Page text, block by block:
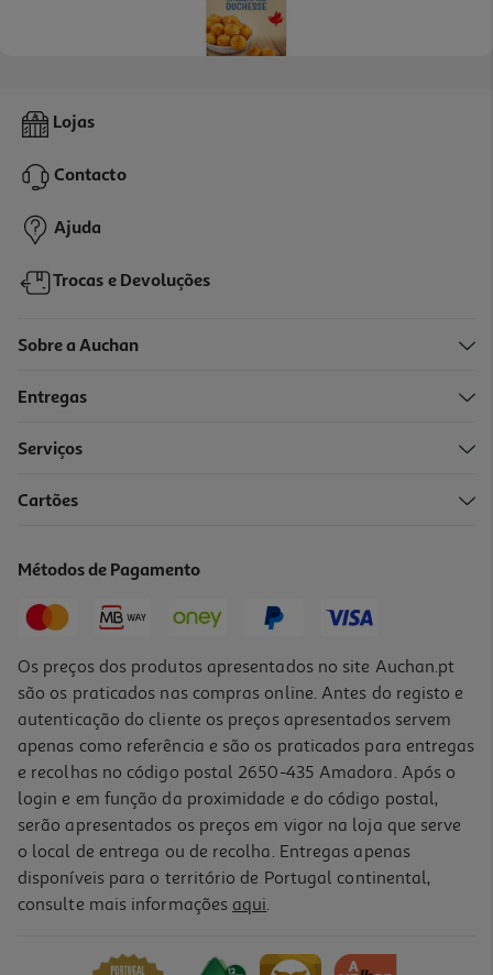
Batatas Auchan Duchesse Para Forno E Airfryer 750g
2,29 €
4.1
Batatas Pré-Fritas Auchan Curv' P/forno E Airfryer 750g
Lojas
Contacto
Ajuda
Trocas e Devoluções
Sobre a Auchan
Entregas
Serviços
Cartões
Métodos de Pagamento
Os preços dos produtos apresentados no site Auchan.pt
são os praticados nas compras online. Antes do registo e
autenticação do cliente os preços apresentados servem
apenas como referência e são os praticados para entregas
e recolhas no código postal 2650-435 Amadora. Após o
login e em função da proximidade e do código postal,
serão apresentados os preços em vigor na loja que serve
o local de entrega ou de recolha. Entregas apenas
disponíveis para o território de Portugal continental,
consulte mais informações aqui.